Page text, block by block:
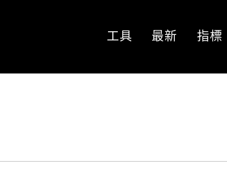
工具 最新 指標